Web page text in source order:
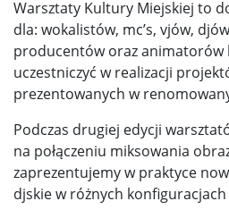
Warsztaty Kultury Miejskiej to
dla: wokalistów, mc’s, vjów,
producentów oraz animatorów
uczestniczyć w realizacji
prezentowanych w
Podczas drugiej edycji
na połączeniu miksowania
zaprezentujemy w praktyce
djskie w różnych